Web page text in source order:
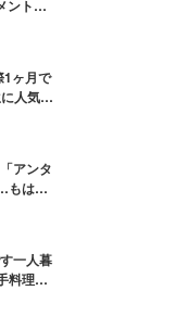
ント
ヶ月で
人気タ
アンタ
もはや
一人暮
料理公